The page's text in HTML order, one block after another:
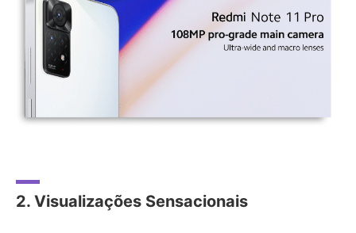
2. Visualizações Sensacionais